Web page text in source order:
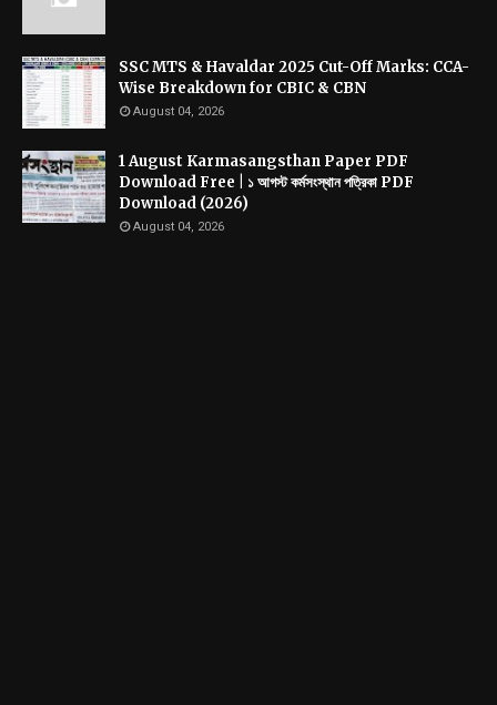
SSC MTS & Havaldar 2025 Cut-Off Marks: CCA-
Wise Breakdown for CBIC & CBN
August 04, 2026
1 August Karmasangsthan Paper PDF
Download Free | ১ আগস্ট কর্মসংস্থান পত্রিকা PDF
Download (2026)
August 04, 2026